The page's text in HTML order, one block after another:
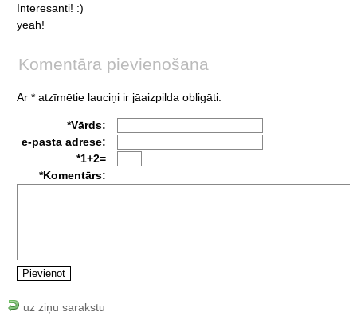
Interesanti! :)
yeah!
Komentāra pievienošana
Ar * atzīmētie lauciņi ir jāaizpilda obligāti.
*Vārds:
e-pasta adrese:
*1+2=
*Komentārs:
uz ziņu sarakstu